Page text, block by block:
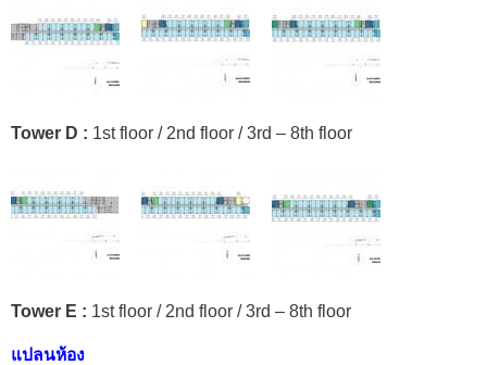
Tower D : 1st floor / 2nd floor / 3rd – 8th floor
Tower E : 1st floor / 2nd floor / 3rd – 8th floor
แปลนห้อง